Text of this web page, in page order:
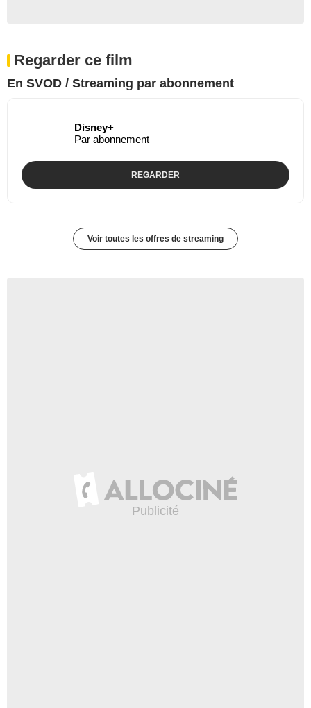
Regarder ce film
En SVOD / Streaming par abonnement
Disney+
Par abonnement
REGARDER
Voir toutes les offres de streaming